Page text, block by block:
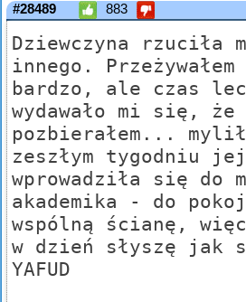
#28489 883
Dziewczyna rzuciła
innego.
bardzo, ale czas
wydawało mi się,
pozbierałem...
zeszłym tygodniu jej
wprowadziła się do
akademika - do
wspólną ścianę,
w dzień słyszę jak
YAFUD